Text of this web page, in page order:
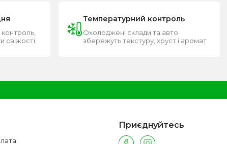
свіжості
Температурний контроль
Охолоджені склади та авто
збережуть текстуру, хруст і аромат
Приєднуйтесь